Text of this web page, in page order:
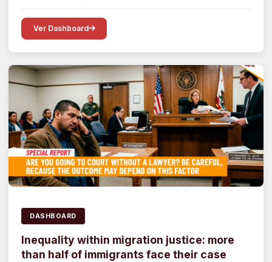
Ver Dashboard
DASHBOARD
Inequality within migration justice: more
than half of immigrants face their case